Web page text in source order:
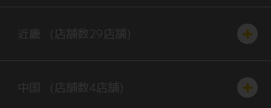
近畿 (店舗数29店舗)
中国 (店舗数4店舗)